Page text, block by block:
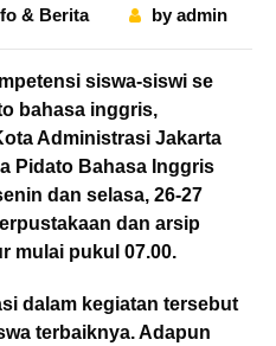
& Berita byadmin
siswa-siswi se
bahasa inggris,
Administrasi Jakarta
Pidato Bahasa Inggris
dan selasa, 26-27
dan arsip
mulai pukul 07.00.
dalam kegiatan tersebut
terbaiknya. Adapun